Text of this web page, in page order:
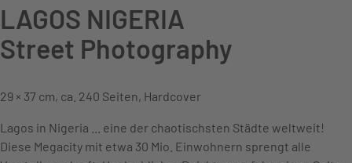
LAGOS NIGERIA
Street Photography
29 × 37 cm, ca. 240 Seiten, Hardcover
Lagos in Nigeria ... eine der chaotischsten Städte weltweit!
Diese Megacity mit etwa 30 Mio. Einwohnern sprengt alle